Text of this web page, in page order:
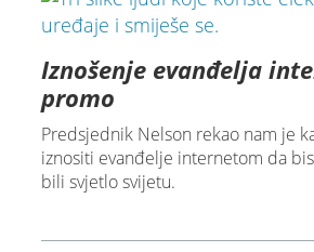
Iznošenje evanđelja
promo
Predsjednik Nelson rekao nam je
iznositi evanđelje internetom da
bili svjetlo svijetu.